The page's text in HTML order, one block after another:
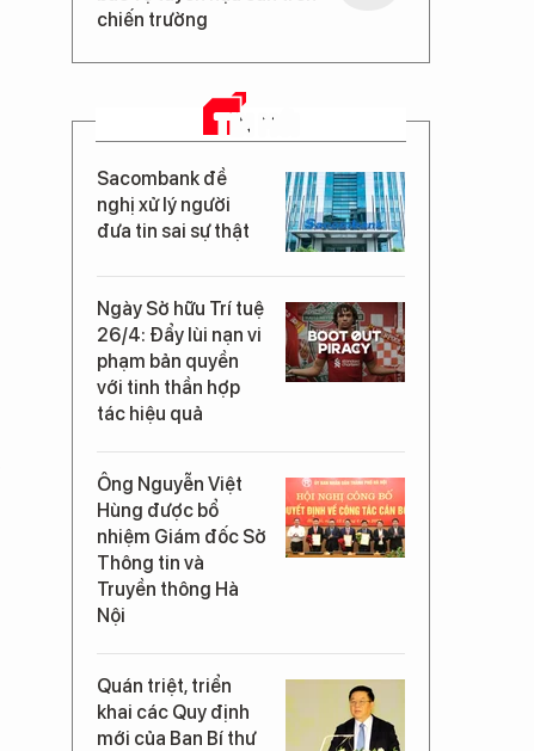
chiến trường
TIN MỚI
Sacombank đề
nghị xử lý người
đưa tin sai sự thật
Ngày Sở hữu Trí tuệ
26/4: Đẩy lùi nạn vi
phạm bản quyền
với tinh thần hợp
tác hiệu quả
Ông Nguyễn Việt
Hùng được bổ
nhiệm Giám đốc Sở
Thông tin và
Truyền thông Hà
Nội
Quán triệt, triển
khai các Quy định
mới của Ban Bí thư